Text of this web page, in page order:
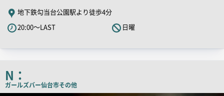
舗
PR
キ
コ
ピ
地下鉄勾当台公園駅より徒歩4分
20:00～LAST
日曜
N：
ガールズバー仙台市その他